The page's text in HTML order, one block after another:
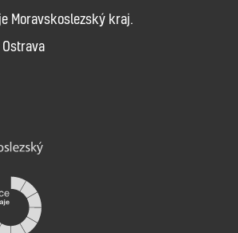
Moravskoslezský kraj.